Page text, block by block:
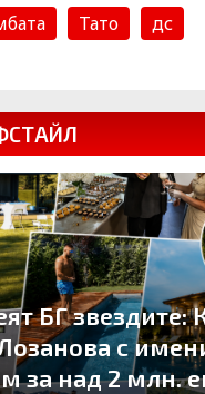
Тато дс
БГ звездите:
с
за над 2 млн.